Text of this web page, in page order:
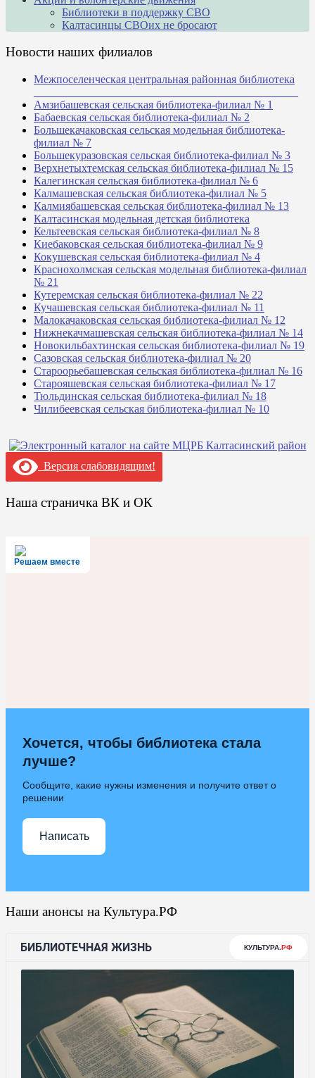
Библиотеки в поддержку СВО
Калтасинцы СВОих не бросают
Новости наших филиалов
Межпоселенческая центральная районная библиотека
Амзибашевская сельская библиотека-филиал № 1
Бабаевская сельская библиотека-филиал № 2
Большекачаковская сельская модельная библиотека-
филиал № 7
Большекуразовская сельская библиотека-филиал № 3
Верхнетыхтемская сельская библиотека-филиал № 15
Калегинская сельская библиотека-филиал № 6
Калмашевская сельская библиотека-филиал № 5
Калмиябашевская сельская библиотека-филиал № 13
Калтасинская модельная детская библиотека
Кельтеевская сельская библиотека-филиал № 8
Киебаковская сельская библиотека-филиал № 9
Кокушевская сельская библиотека-филиал № 4
Краснохолмская сельская модельная библиотека-филиал
№ 21
Кутеремская сельская библиотека-филиал № 22
Кучашевская сельская библиотека-филиал № 11
Малокачаковская сельская библиотека-филиал № 12
Нижнекачмашевская сельская библиотека-филиал № 14
Новокильбахтинская сельская библиотека-филиал № 19
Сазовская сельская библиотека-филиал № 20
Староорьебашевская сельская библиотека-филиал № 16
Старояшевская сельская библиотека-филиал № 17
Тюльдинская сельская библиотека-филиал № 18
Чилибеевская сельская библиотека-филиал № 10
Версия слабовидящим!
Наша страничка ВК и ОК
Решаем вместе
Хочется, чтобы библиотека стала
лучше?
Сообщите, какие нужны изменения и получите ответ о
решении
Написать
Наши анонсы на Культура.РФ